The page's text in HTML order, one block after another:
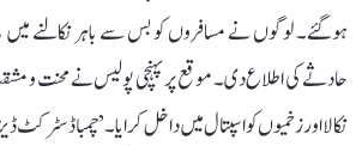
ہوگئے۔ لوگوں نے مسافروں کو بس سے باہر نکالنے
حادثے کی اطلاع دی۔ موقع پر پہنچی پولیس نے محنت و